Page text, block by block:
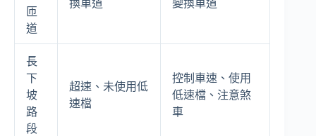
匝
道
換車道
變換車道
長
下
坡
路
段
超速、未使用低
速檔
控制車速、使用
低速檔、注意煞
車